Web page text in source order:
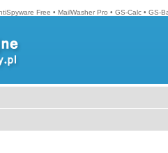
Free • MailWasher Pro • GS-Calc • GS-